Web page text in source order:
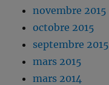
novembre 2015
octobre 2015
septembre 2015
mars 2015
mars 2014